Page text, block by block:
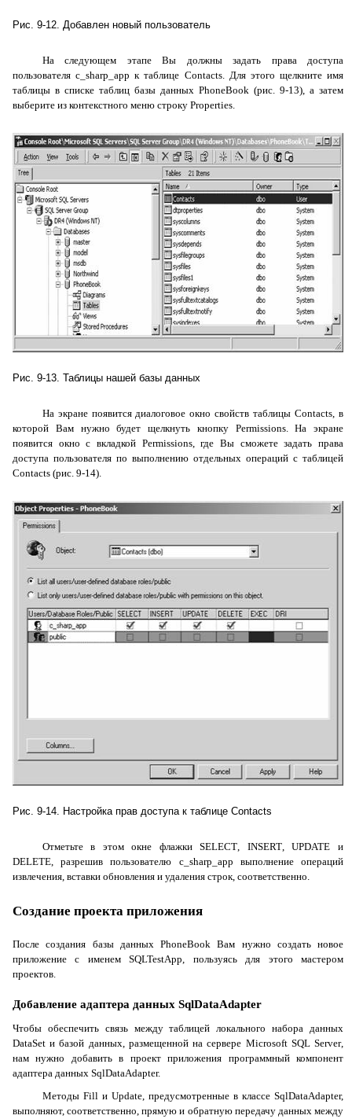
Рис. 9-12. Добавлен новый пользователь
На следующем этапе Вы должны задать права доступа
пользователяc _sharp _app к таблице Contacts. Для этого щелкните имя
таблицы в списке таблиц базы данных PhoneBook (рис. 9-13), а затем
выберите из контекстного меню строку Properties.
Рис. 9-13. Таблицы нашей базы данных
На экране появится диалоговое окно свойств таблицыContacts, в
которой Вам нужно будет щелкнуть кнопку Permissions. На экране
появится окно с вкладкой Permissions, где Вы сможете задать права
доступа пользователя по выполнению отдельных операций с таблицей
Contacts (рис. 9-14).
Рис. 9-14. Настройка прав доступа к таблице Contacts
Отметьте в этом окне флажкиSELECT, INSERT,UPDATE и
DELETE, разрешив пользователю c_ sharp app выполнение операций
извлечения, вставки обновления и удаления строк, соответственно.
Создание проекта приложения
После создания базы данных PhoneBook Вам нужно создать новое
приложение с именемSQLTestApp, пользуясь для этого мастером
проектов.
Добавление адаптера данных SqlDataAdapter
Чтобы обеспечить связь между таблицей локального набора данных
DataSet и базой данных, размещенной на сервере Microsoft SQL Server,
нам нужно добавить в проект приложения программный компонент
адаптера данных SqlDataAdapter.
Методы Fillи Update, предусмотренные в классе SqlDataAdapter,
выполняют, соответственно, прямую и обратную передачу данных между